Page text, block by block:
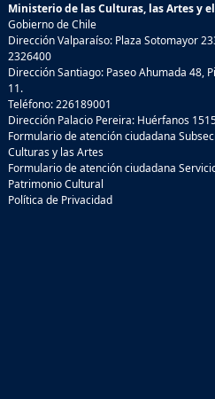
Ministerio de las Culturas, las Artes y
Gobierno de Chile
Dirección Valparaíso: Plaza Sotomayor
2326400
Dirección Santiago: Paseo Ahumada 48,
11.
Teléfono: 226189001
Dirección Palacio Pereira: Huérfanos
Formulario de atención ciudadana
Culturas y las Artes
Formulario de atención ciudadana
Patrimonio Cultural
Política de Privacidad